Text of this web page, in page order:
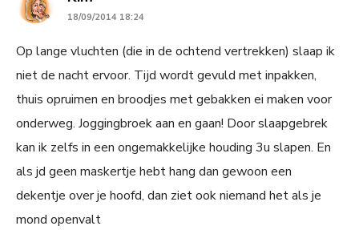
18/09/2014 18:24
Op lange vluchten (die in de ochtend vertrekken) slaap ik
niet de nacht ervoor. Tijd wordt gevuld met inpakken,
thuis opruimen en broodjes met gebakken ei maken voor
onderweg. Joggingbroek aan en gaan! Door slaapgebrek
kan ik zelfs in een ongemakkelijke houding 3u slapen. En
als jd geen maskertje hebt hang dan gewoon een
dekentje over je hoofd, dan ziet ook niemand het als je
mond openvalt